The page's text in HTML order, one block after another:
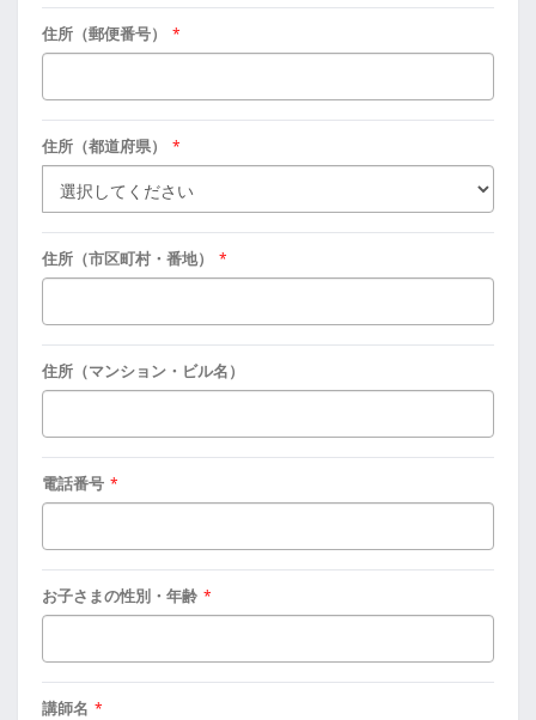
住所（郵便番号） *
住所（都道府県） *
住所（市区町村・番地） *
住所（マンション・ビル名）
電話番号 *
お子さまの性別・年齢 *
講師名 *